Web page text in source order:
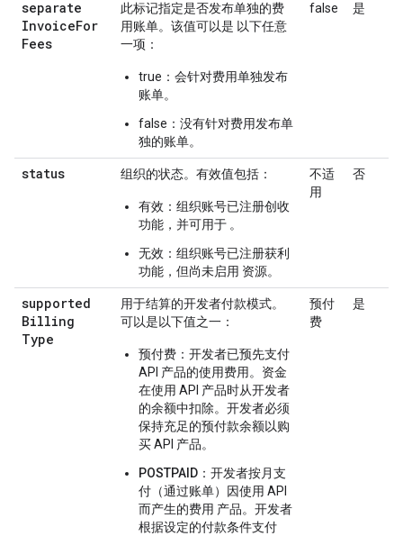
separate
InvoiceFor
Fees
此标记指定是否发布单独的费
用账单。该值可以是 以下任意
一项：
true：会针对费用单独发布
账单。
false：没有针对费用发布单
独的账单。
false 是
status 组织的状态。有效值包括：
有效：组织账号已注册创收
功能，并可用于 。
无效：组织账号已注册获利
功能，但尚未启用 资源。
不适
用
否
supported
Billing
Type
用于结算的开发者付款模式。
可以是以下值之一：
预付费 ：开发者已预先支付
API 产品的使用费用。资金
在使用 API 产品时从开发者
的余额中扣除。开发者必须
保持充足的预付款余额以购
买 API 产品。
POSTPAID ：开发者按月支
付（通过账单）因使用 API
而产生的费用 产品。开发者
根据设定的付款条件支付
预付
费
是